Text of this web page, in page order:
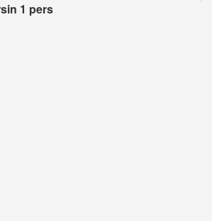
1 pers